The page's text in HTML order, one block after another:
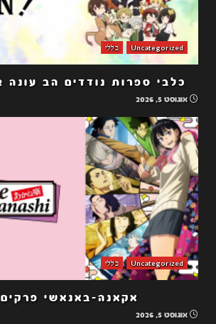
Uncategorized כללי
כלבי ספרות נודדים הב עונה 2 פרקים 5-1
אוגוסט 5, 2026
Uncategorized כללי
אקאנה-באנאשי פרקים 6-1
אוגוסט 5, 2026